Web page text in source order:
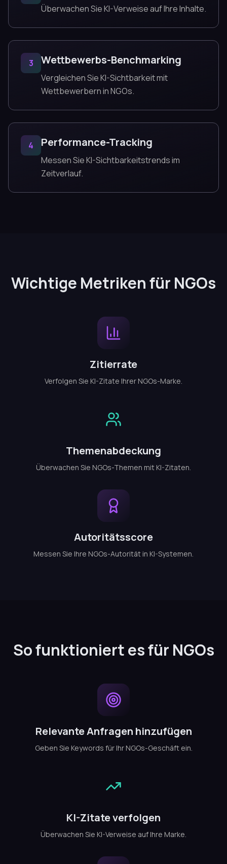
Überwachen Sie KI-Verweise auf Ihre Inhalte.
3 Wettbewerbs-Benchmarking
Vergleichen Sie KI-Sichtbarkeit mit
Wettbewerbern in NGOs.
4 Performance-Tracking
Messen Sie KI-Sichtbarkeitstrends im
Zeitverlauf.
Wichtige Metriken für NGOs
Zitierrate
Verfolgen Sie KI-Zitate Ihrer NGOs-Marke.
Themenabdeckung
Überwachen Sie NGOs-Themen mit KI-Zitaten.
Autoritätsscore
Messen Sie Ihre NGOs-Autorität in KI-Systemen.
So funktioniert es für NGOs
Relevante Anfragen hinzufügen
Geben Sie Keywords für Ihr NGOs-Geschäft ein.
KI-Zitate verfolgen
Überwachen Sie KI-Verweise auf Ihre Marke.